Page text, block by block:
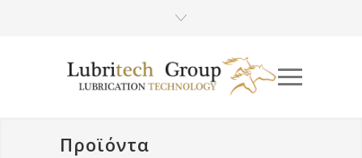
Προϊόντα